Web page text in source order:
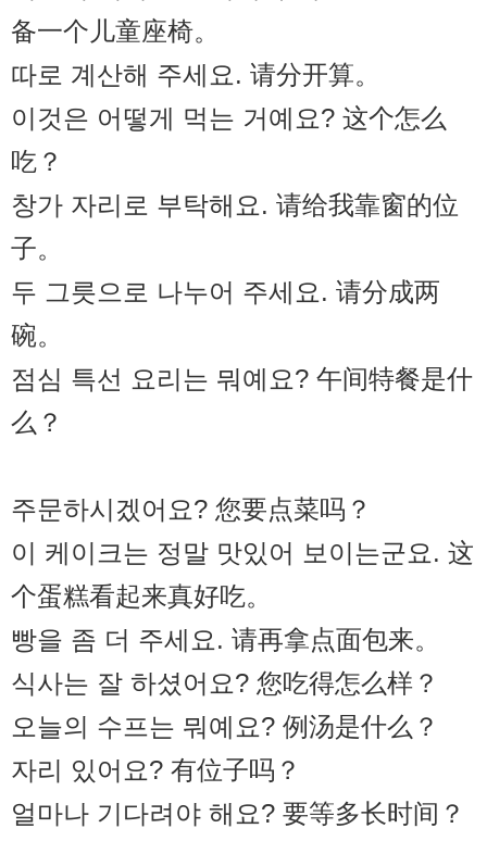
备一个儿童座椅。
따로 계산해 주세요. 请分开算。
이것은 어떻게 먹는 거예요? 这个怎么
吃？
창가 자리로 부탁해요. 请给我靠窗的位
子。
두 그릇으로 나누어 주세요. 请分成两
碗。
점심 특선 요리는 뭐예요? 午间特餐是什
么？
주문하시겠어요? 您要点菜吗？
이 케이크는 정말 맛있어 보이는군요. 这
个蛋糕看起来真好吃。
빵을 좀 더 주세요. 请再拿点面包来。
식사는 잘 하셨어요? 您吃得怎么样？
오늘의 수프는 뭐예요? 例汤是什么？
자리 있어요? 有位子吗？
얼마나 기다려야 해요? 要等多长时间？